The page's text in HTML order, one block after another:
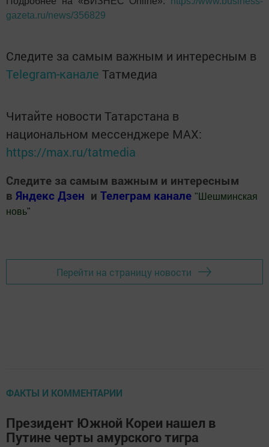
gazeta.ru/news/356829
Следите за самым важным и интересным в
Telegram-канале Татмедиа
Читайте новости Татарстана в
национальном мессенджере MАХ:
https://max.ru/tatmedia
Следите за самым важным и интересным
в Яндекс Дзен и Телеграм канале " Шешминская
новь"
Перейти на страницу новости
ФАКТЫ И КОММЕНТАРИИ
Президент Южной Кореи нашел в
Путине черты амурского тигра